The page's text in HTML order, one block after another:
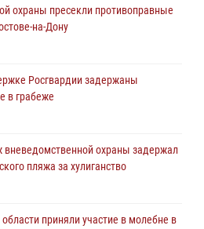
охраны пресекли противоправные
взрывотехников прошел в
охраны пресекли противоправные
на-Дону
Росгвардии задержаны
в грабеже
вневедомственной охраны задержал
пляжа за хулиганство
приняли участие в молебне в